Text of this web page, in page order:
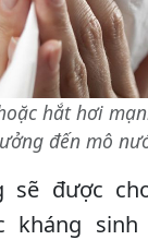
hắt hơi
đến mô
sẽ được
kháng